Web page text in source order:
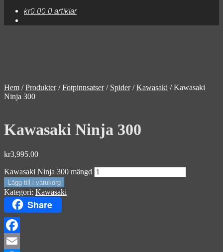
kr0.00 0 artiklar
Hem /Produkter/Fotpinnsatser/ Spider/Kawasaki /Kawasaki
Ninja 300
Kawasaki Ninja 300
kr3,995.00
Kawasaki Ninja 300 mängd
Lägg till i varukorg
Kategori: Kawasaki
Share
Facebook